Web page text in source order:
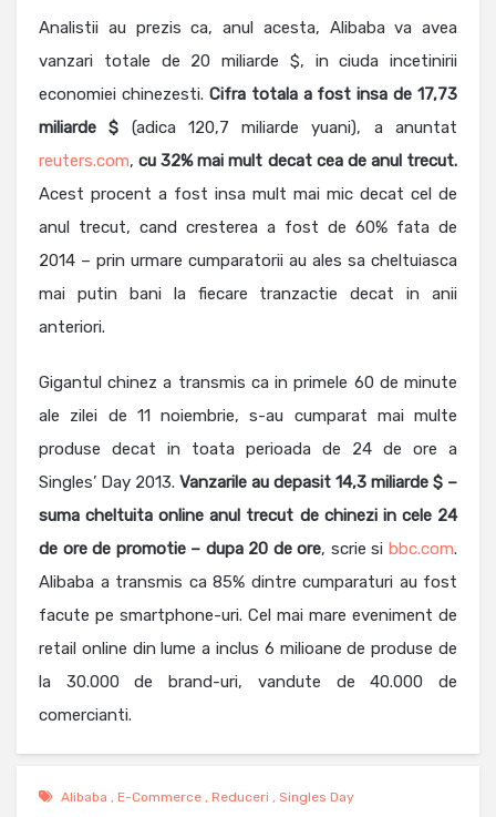
Analistii au prezis ca, anul acesta, Alibaba va avea
vanzari totale de 20 miliarde $, in ciuda incetinirii
economiei chinezesti. Cifra totala a fost insa de 17,73
miliarde $ (adica 120,7 miliarde yuani), a anuntat
reuters.com,cu 32% mai mult decat cea de anul trecut.
Acest procent a fost insa mult mai mic decat cel de
anul trecut, cand cresterea a fost de 60% fata de
2014 – prin urmare cumparatorii au ales sa cheltuiasca
mai putin bani la fiecare tranzactie decat in anii
anteriori.
Gigantul chinez a transmis ca in primele 60 de minute
ale zilei de 11 noiembrie, s-au cumparat mai multe
produse decat in toata perioada de 24 de ore a
Singles’ Day 2013. Vanzarile au depasit 14,3 miliarde $ –
suma cheltuita online anul trecut de chinezi in cele 24
de ore de promotie – dupa 20 de ore, scrie sibbc.com.
Alibaba a transmis ca 85% dintre cumparaturi au fost
facute pe smartphone-uri. Cel mai mare eveniment de
retail online din lume a inclus 6 milioane de produse de
la 30.000 de brand-uri, vandute de 40.000 de
comercianti.
Alibaba E-Commerce Reduceri
Singles Day